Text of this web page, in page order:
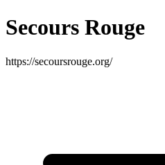
Secours Rouge
https://secoursrouge.org/